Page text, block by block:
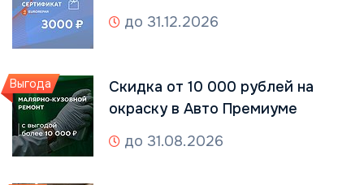
до 31.12.2026
Выгода
Скидка от 10 000 рублей на
окраску в Авто Премиуме
до 31.08.2026